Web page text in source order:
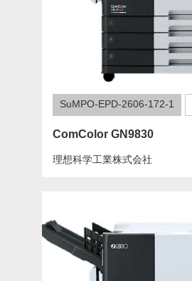
SuMPO-EPD-2606-172-1
ComColor GN9830
理想科学工業株式会社